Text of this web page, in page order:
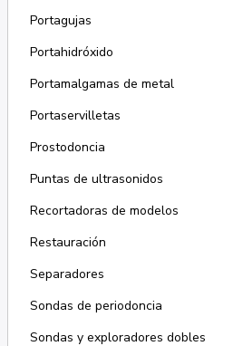
Portagujas
Portahidróxido
Portamalgamas de metal
Portaservilletas
Prostodoncia
Puntas de ultrasonidos
Recortadoras de modelos
Restauración
Separadores
Sondas de periodoncia
Sondas y exploradores dobles